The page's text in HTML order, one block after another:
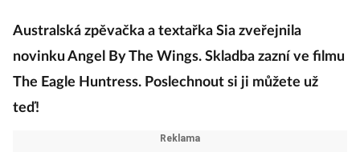
Australská zpěvačka a textařka Sia zveřejnila
novinku Angel By The Wings. Skladba zazní ve filmu
The Eagle Huntress. Poslechnout si ji můžete už
teď!